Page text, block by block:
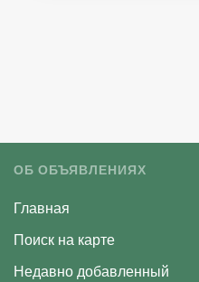
ОБ ОБЪЯВЛЕНИЯХ
Главная
Поиск на карте
Недавно добавленный